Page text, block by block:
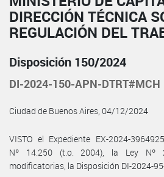
DIRECCIÓN TÉCNICA
REGULACIÓN DEL
Disposición 150/2024
DI-2024-150-APN-DTRT#MCH
Ciudad de Buenos Aires, 04/12/2024
VISTO el Expediente EX-2024-
Nº 14.250 (t.o. 2004), la Ley Nº
modificatorias, la Disposición DI-2024-